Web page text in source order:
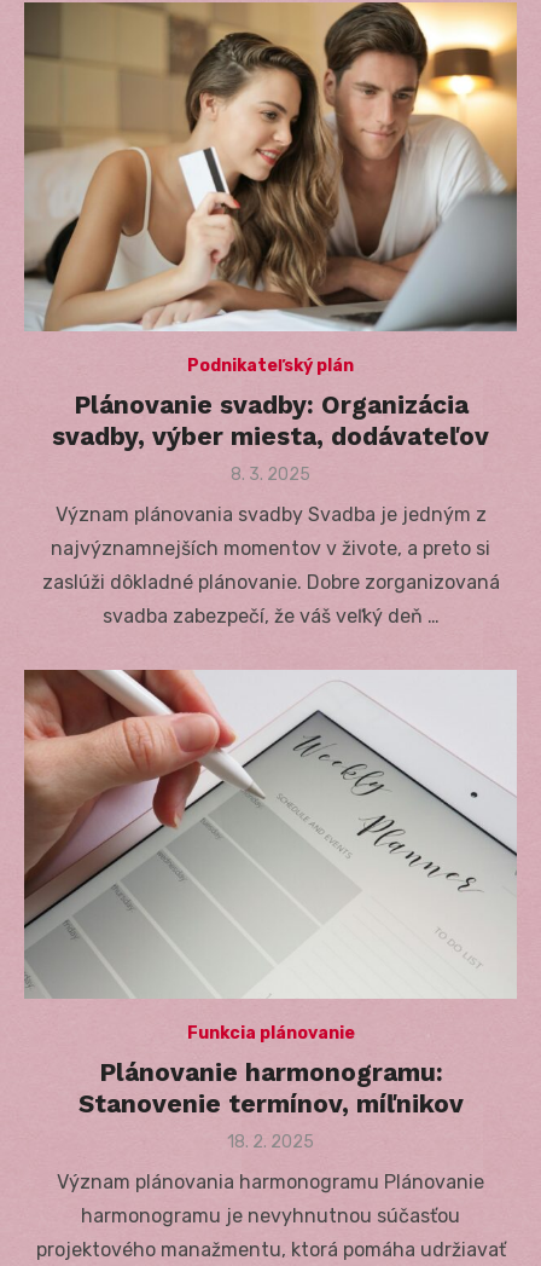
Podnikateľský plán
Plánovanie svadby: Organizácia
svadby, výber miesta, dodávateľov
Posted
8. 3. 2025
Význam plánovania svadby Svadba je jedným z
najvýznamnejších momentov v živote, a preto si
zaslúži dôkladné plánovanie. Dobre zorganizovaná
svadba zabezpečí, že váš veľký deň …
Funkcia plánovanie
Plánovanie harmonogramu:
Stanovenie termínov, míľnikov
Posted
18. 2. 2025
Význam plánovania harmonogramu Plánovanie
harmonogramu je nevyhnutnou súčasťou
projektového manažmentu, ktorá pomáha udržiavať